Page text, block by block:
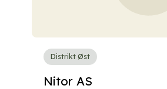
Distrikt Øst
Nitor AS